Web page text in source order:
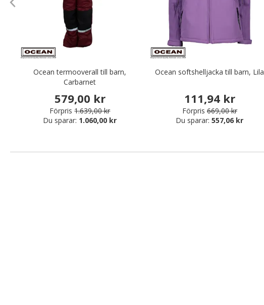
Ocean termooverall till barn,
Carbarnet
579,00 kr
Förpris 1.639,00 kr
Du sparar: 1.060,00 kr
Ocean softshelljacka till barn, Lila
111,94 kr
Förpris 669,00 kr
Du sparar:557,06 kr